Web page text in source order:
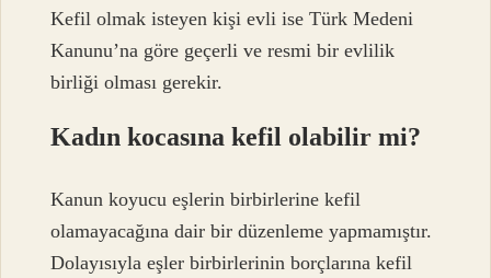
Kefil olmak isteyen kişi evli ise Türk Medeni
Kanunu’na göre geçerli ve resmi bir evlilik
birliği olması gerekir.
Kadın kocasına kefil olabilir mi?
Kanun koyucu eşlerin birbirlerine kefil
olamayacağına dair bir düzenleme yapmamıştır.
Dolayısıyla eşler birbirlerinin borçlarına kefil